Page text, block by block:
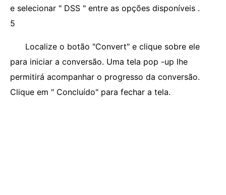
e selecionar " DSS " entre as opções disponíveis .
5
Localize o botão "Convert" e clique sobre ele
para iniciar a conversão. Uma tela pop -up lhe
permitirá acompanhar o progresso da conversão.
Clique em " Concluído" para fechar a tela.